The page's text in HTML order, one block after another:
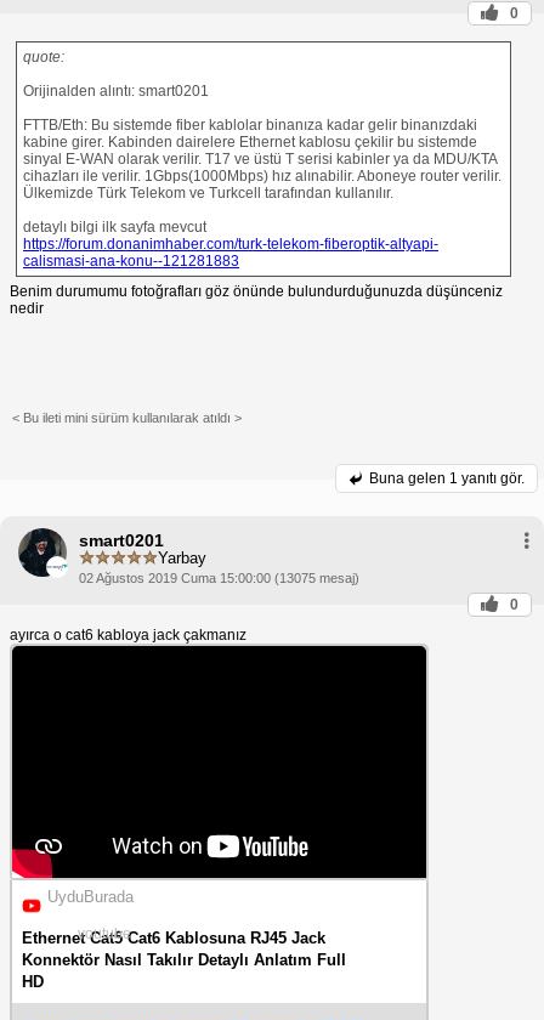
0
quote:
Orijinalden alıntı: smart0201
FTTB/Eth: Bu sistemde fiber kablolar binanıza kadar gelir binanızdaki
kabine girer. Kabinden dairelere Ethernet kablosu çekilir bu sistemde
sinyal E-WAN olarak verilir. T17 ve üstü T serisi kabinler ya da MDU/KTA
cihazları ile verilir. 1Gbps(1000Mbps) hız alınabilir. Aboneye router verilir.
Ülkemizde Türk Telekom ve Turkcell tarafından kullanılır.
detaylı bilgi ilk sayfa mevcut
https://forum.donanimhaber.com/turk-telekom-fiberoptik-altyapi-
calismasi-ana-konu--121281883
Benim durumumu fotoğrafları göz önünde bulundurduğunuzda düşünceniz
nedir
< Bu ileti mini sürüm kullanılarak atıldı >
Buna gelen 1 yanıtı gör.
smart0201
Yarbay
02 Ağustos 2019 Cuma 15:00:00 (13075 mesaj)
0
ayırca o cat6 kabloya jack çakmanız
UyduBurada
youtube
Ethernet Cat5 Cat6 Kablosuna RJ45 Jack
Konnektör Nasıl Takılır Detaylı Anlatım Full
HD